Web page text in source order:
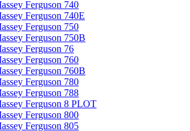
Ferguson 740
Ferguson 740E
Ferguson 750
Ferguson 750B
Ferguson 76
Ferguson 760
Ferguson 760B
Ferguson 780
Ferguson 788
Ferguson 8 PLOT
Ferguson 800
Ferguson 805